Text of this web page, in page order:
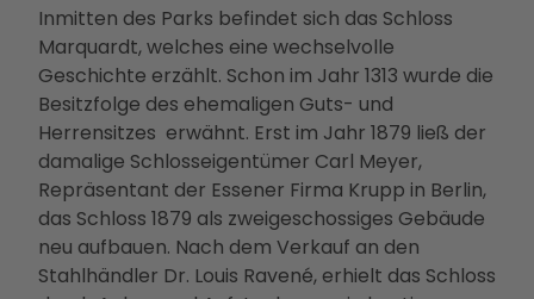
tung
Part
ner-
und
Betei
ligun
gsan
gebo
te
PMS
G
Inmitten des Parks befindet sich das Schloss
Marquardt, welches eine wechselvolle
Geschichte erzählt. Schon im Jahr 1313 wurde die
Besitzfolge des ehemaligen Guts- und
Herrensitzes erwähnt. Erst im Jahr 1879 ließ der
damalige Schlosseigentümer Carl Meyer,
Repräsentant der Essener Firma Krupp in Berlin,
das Schloss 1879 als zweigeschossiges Gebäude
neu aufbauen. Nach dem Verkauf an den
Stahlhändler Dr. Louis Ravené, erhielt das Schloss